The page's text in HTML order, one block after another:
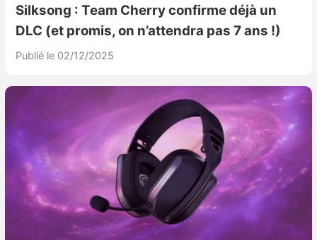
Silksong : Team Cherry confirme déjà un
DLC (et promis, on n’attendra pas 7 ans !)
Publié le 02/12/2025